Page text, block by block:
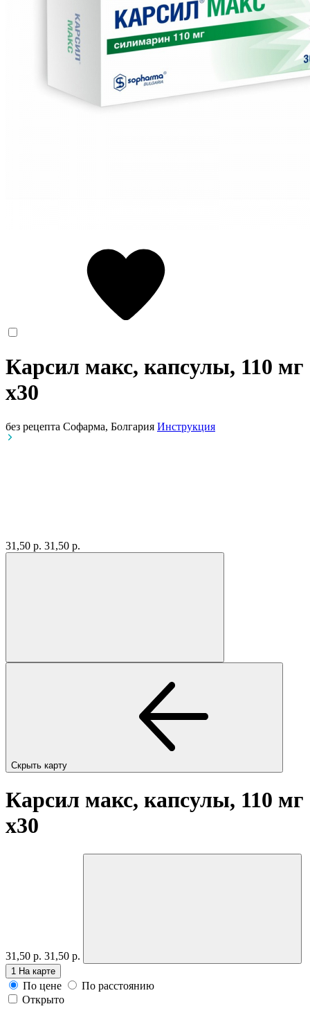
Карсил макс, капсулы, 110 мг
x30
без рецепта Софарма, Болгария Инструкция
31,50 р. 31,50 р.
Скрыть карту
Карсил макс, капсулы, 110 мг
x30
31,50 р. 31,50 р.
1 На карте
По цене
По расстоянию
Открыто